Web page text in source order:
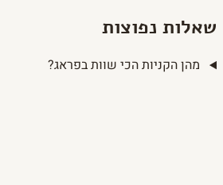
שאלות נפוצות
מהן הקניות הכי שוות בפראג?